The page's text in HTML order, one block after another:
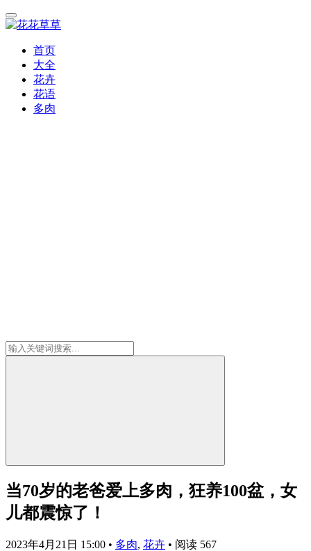
首页
大全
花卉
花语
多肉
当70岁的老爸爱上多肉，狂养100盆，女
儿都震惊了！
2023年4月21日 15:00 • 多肉, 花卉 • 阅读 567